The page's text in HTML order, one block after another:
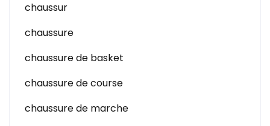
chaussur
chaussure
chaussure de basket
chaussure de course
chaussure de marche